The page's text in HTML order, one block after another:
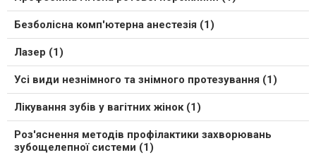
Безболісна комп'ютерна анестезія (1)
Лазер (1)
Усі види незнімного та знімного протезування (1)
Лікування зубів у вагітних жінок (1)
Роз'яснення методів профілактики захворювань
зубощелепної системи (1)